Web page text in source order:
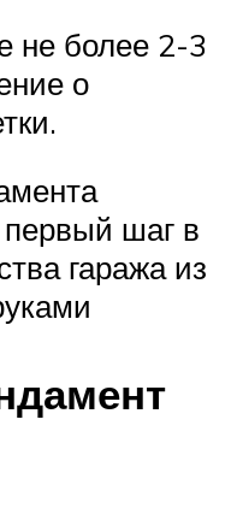
не более 2-3
о
первый шаг в
гаража из